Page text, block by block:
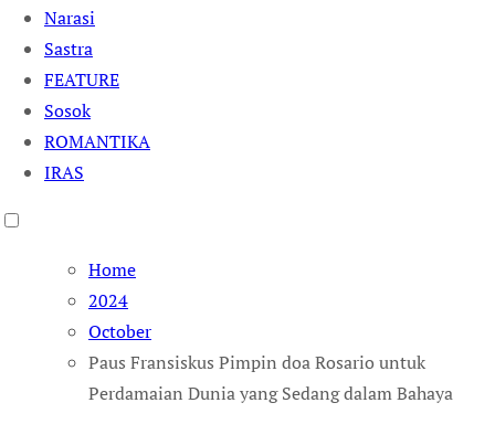
Narasi
Sastra
FEATURE
Sosok
ROMANTIKA
IRAS
Home
2024
October
Paus Fransiskus Pimpin doa Rosario untuk
Perdamaian Dunia yang Sedang dalam Bahaya